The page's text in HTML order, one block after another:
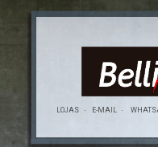
LOJAS E-MAIL